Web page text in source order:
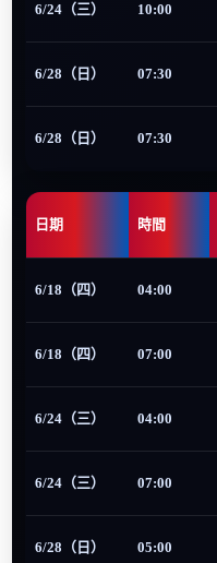
6/24（三） 10:00
6/28（日） 07:30
6/28（日） 07:30
日期 時間
6/18（四） 04:00
6/18（四） 07:00
6/24（三） 04:00
6/24（三） 07:00
6/28（日） 05:00